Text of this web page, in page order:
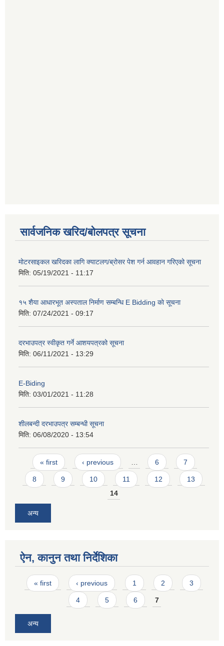
सार्वजनिक खरिद/बोलपत्र सूचना
मोटरसाइकल खरिदका लागि क्याटलग/ब्रोसर पेश गर्न आवहान गरिएको सूचना
मिति: 05/19/2021 - 11:17
१५ शैया आधारभूत अस्पताल निर्माण सम्बन्धि E Bidding काे सूचना
मिति: 07/24/2021 - 09:17
दरभाउपत्र स्वीकृत गर्ने आशयपत्रको सूचना
मिति: 06/11/2021 - 13:29
E-Biding
मिति: 03/01/2021 - 11:28
शीलबन्दी दरभाउपत्र सम्बन्धी सूचना
मिति: 06/08/2020 - 13:54
Pages
« first ‹ previous 6 7
8 9 10 11 12
13
14
अन्य
ऐन, कानुन तथा निर्देशिका
Pages
« first ‹ previous 1 2 3
4 5 6 7
अन्य